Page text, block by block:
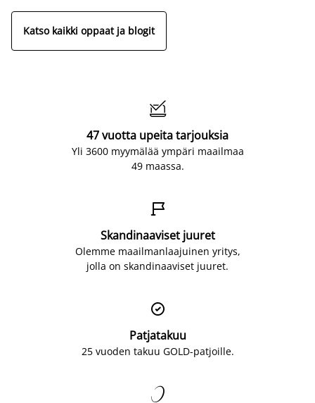
Katso kaikki oppaat ja blogit

47 vuotta upeita tarjouksia
Yli 3600 myymälää ympäri maailmaa
49 maassa.

Skandinaaviset juuret
Olemme maailmanlaajuinen yritys,
jolla on skandinaaviset juuret.

Patjatakuu
25 vuoden takuu GOLD-patjoille.
